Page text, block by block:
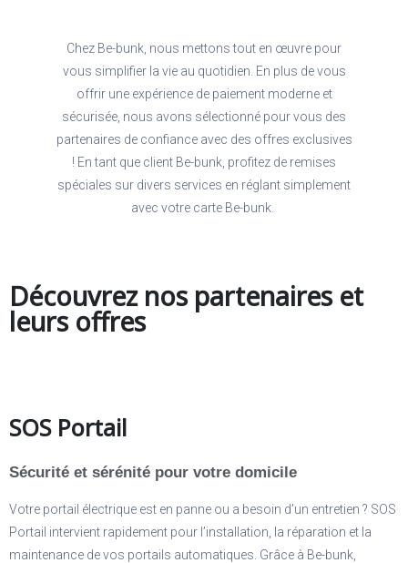
Chez Be-bunk, nous mettons tout en œuvre pour
vous simplifier la vie au quotidien. En plus de vous
offrir une expérience de paiement moderne et
sécurisée, nous avons sélectionné pour vous des
partenaires de confiance avec des offres exclusives
! En tant que client Be-bunk, profitez de remises
spéciales sur divers services en réglant simplement
avec votre carte Be-bunk.
Découvrez nos partenaires et
leurs offres
SOS Portail
Sécurité et sérénité pour votre domicile
Votre portail électrique est en panne ou a besoin d’un entretien ? SOS
Portail intervient rapidement pour l’installation, la réparation et la
maintenance de vos portails automatiques. Grâce à Be-bunk,